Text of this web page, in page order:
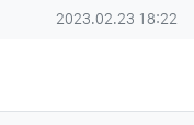
작성일
2023.02.23 18:22